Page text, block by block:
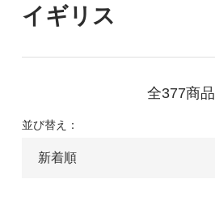
イギリス
全377商品
並び替え：